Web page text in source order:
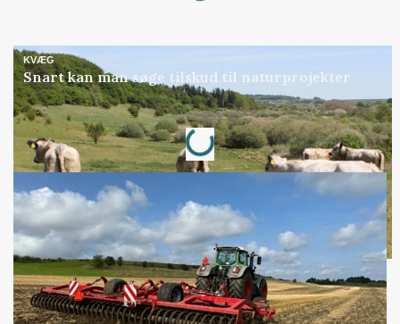
KVÆG
Snart kan man søge tilskud til naturprojekter
Annonce
Loading...